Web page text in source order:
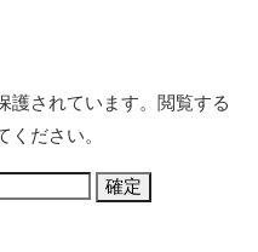
護されています。閲覧する
ださい。